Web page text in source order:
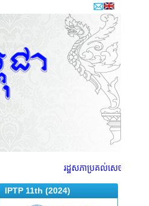
រដ្ឋសភាប្រគល់សេចក្តីព្រាង
IPTP 11th (2024)